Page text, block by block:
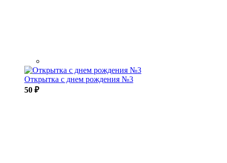
Открытка с днем рождения №3
50 ₽